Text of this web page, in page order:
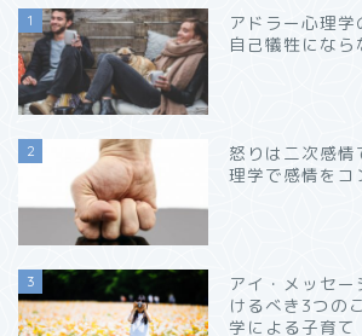
1
アドラー心理
自己犠牲にな
2 怒りは二次感情
理学で感情をコ
3
アイ・メッセ
けるべき3つの
学による子育て